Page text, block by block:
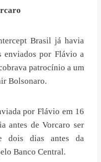
Brasil já havia
enviados por Flávio a
patrocínio a um
Bolsonaro.
por Flávio em 16
antes de Vorcaro ser
dois dias antes da
Banco Central.